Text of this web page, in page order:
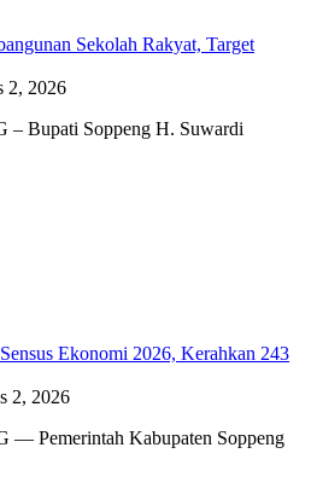
Sekolah Rakyat, Target
2, 2026
Bupati Soppeng H. Suwardi
Ekonomi 2026, Kerahkan 243
2, 2026
Pemerintah Kabupaten Soppeng